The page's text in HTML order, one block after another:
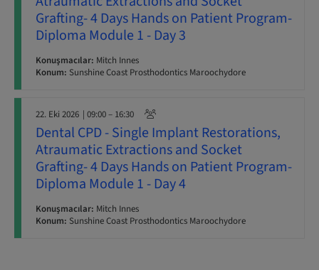
Grafting- 4 Days Hands on Patient Program-
Diploma Module 1 - Day 3
Konuşmacılar: Mitch Innes
Konum: Sunshine Coast Prosthodontics Maroochydore
22. Eki 2026 | 09:00 – 16:30
Dental CPD - Single Implant Restorations,
Atraumatic Extractions and Socket
Grafting- 4 Days Hands on Patient Program-
Diploma Module 1 - Day 4
Konuşmacılar: Mitch Innes
Konum: Sunshine Coast Prosthodontics Maroochydore